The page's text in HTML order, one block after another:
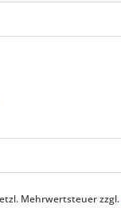
Mehrwertsteuer zzgl.